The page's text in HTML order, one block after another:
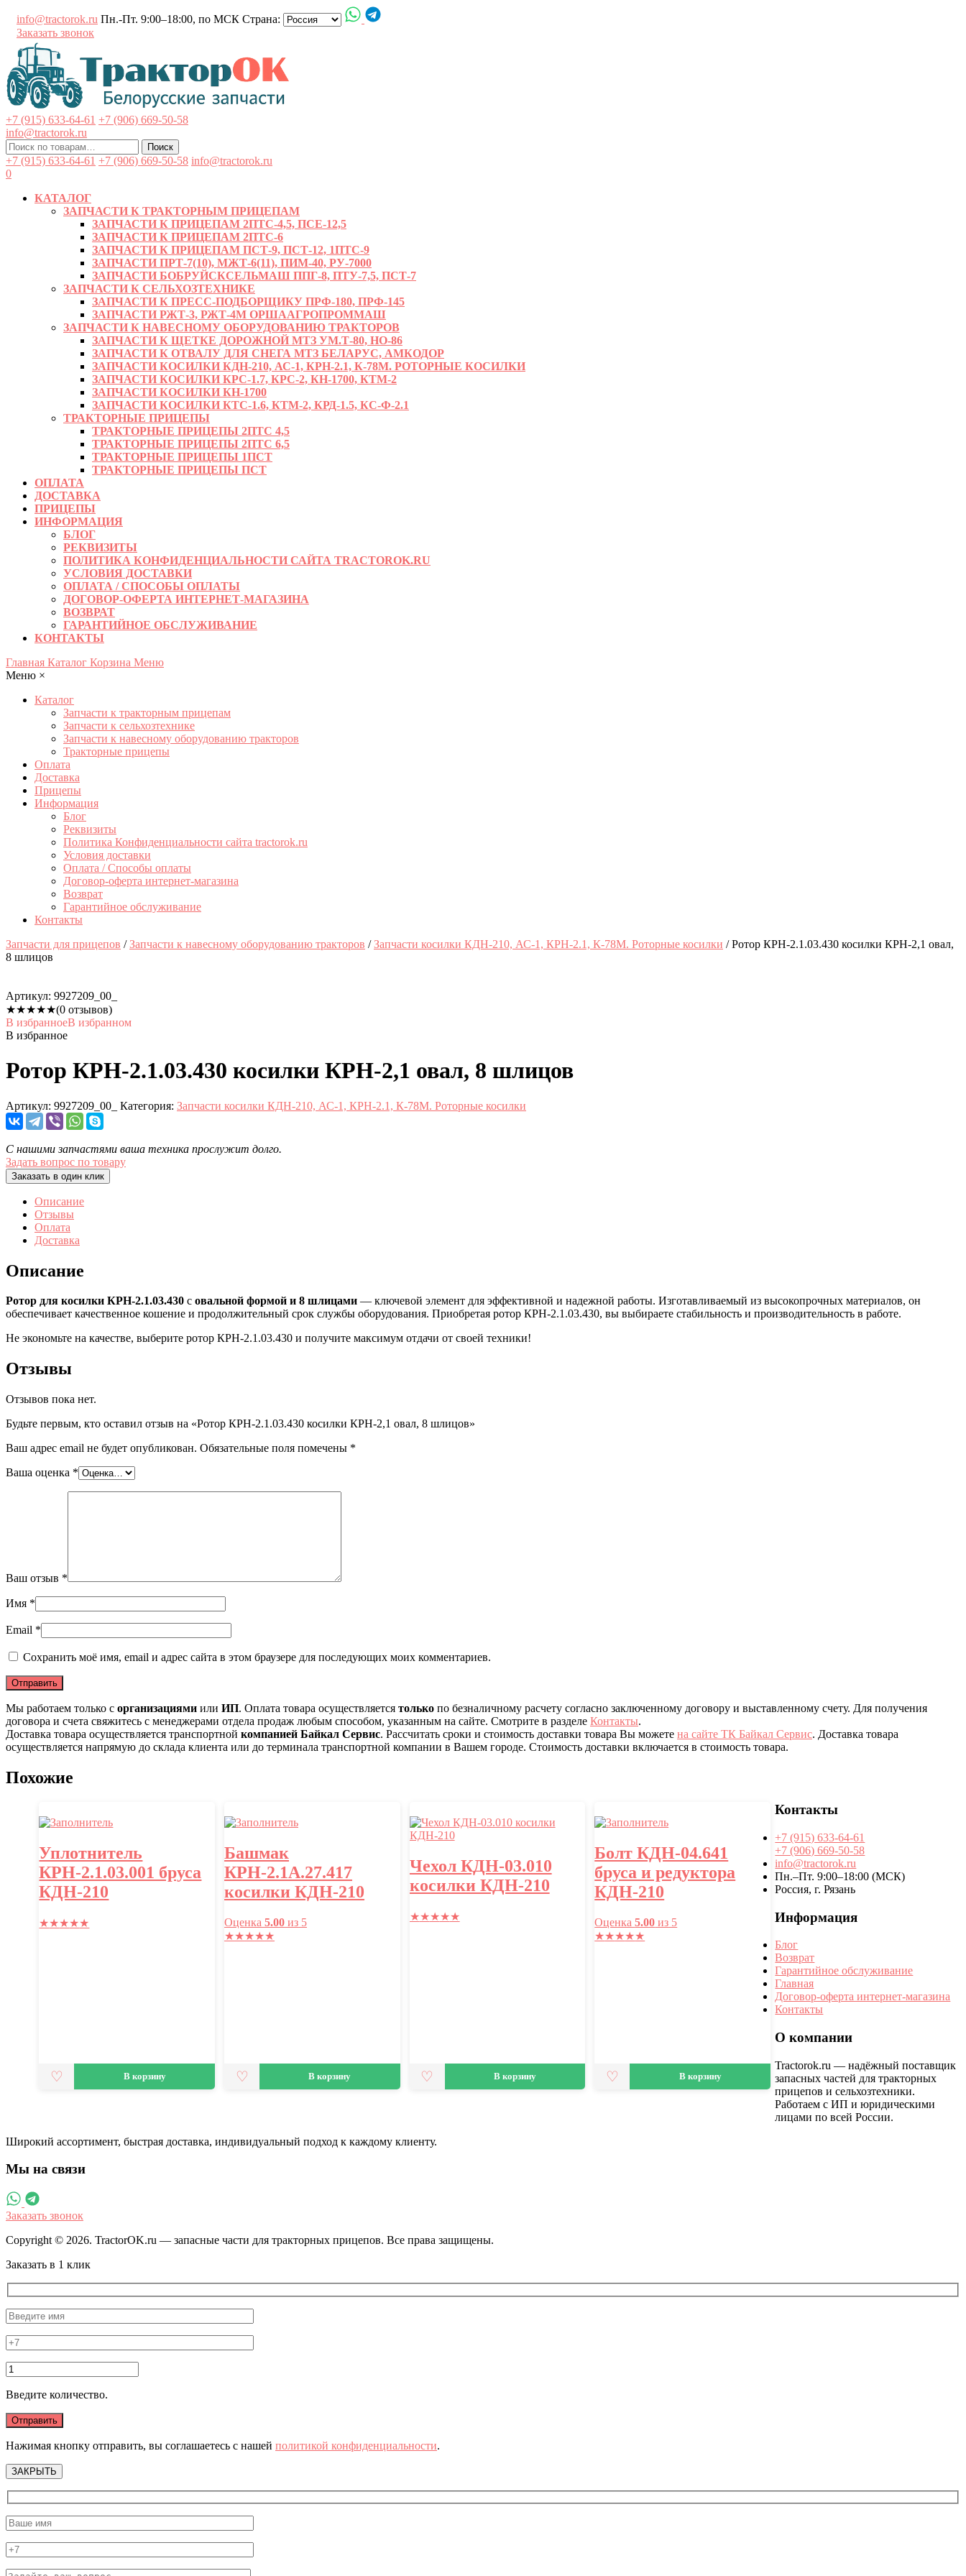
содержимому
info@tractorok.ru Пн.-Пт. 9:00–18:00, по МСК Страна:
Заказать звонок
+7 (915) 633-64-61 +7 (906) 669-50-58
info@tractorok.ru
Искать:
Поиск
+7 (915) 633-64-61 +7 (906) 669-50-58 info@tractorok.ru
0
КАТАЛОГ
ЗАПЧАСТИ К ТРАКТОРНЫМ ПРИЦЕПАМ
ЗАПЧАСТИ К ПРИЦЕПАМ 2ПТС-4,5, ПСЕ-12,5
ЗАПЧАСТИ К ПРИЦЕПАМ 2ПТС-6
ЗАПЧАСТИ К ПРИЦЕПАМ ПСТ-9, ПСТ-12, 1ПТС-9
ЗАПЧАСТИ ПРТ-7(10), МЖТ-6(11), ПИМ-40, РУ-7000
ЗАПЧАСТИ БОБРУЙСКСЕЛЬМАШ ППГ-8, ПТУ-7,5, ПСТ-7
ЗАПЧАСТИ К СЕЛЬХОЗТЕХНИКЕ
ЗАПЧАСТИ К ПРЕСС-ПОДБОРЩИКУ ПРФ-180, ПРФ-145
ЗАПЧАСТИ РЖТ-3, РЖТ-4М ОРШААГРОПРОММАШ
ЗАПЧАСТИ К НАВЕСНОМУ ОБОРУДОВАНИЮ ТРАКТОРОВ
ЗАПЧАСТИ К ЩЕТКЕ ДОРОЖНОЙ МТЗ УМ.Т-80, НО-86
ЗАПЧАСТИ К ОТВАЛУ ДЛЯ СНЕГА МТЗ БЕЛАРУС, АМКОДОР
ЗАПЧАСТИ КОСИЛКИ КДН-210, АС-1, КРН-2.1, К-78М. РОТОРНЫЕ КОСИЛКИ
ЗАПЧАСТИ КОСИЛКИ КРС-1.7, КРС-2, КН-1700, КТМ-2
ЗАПЧАСТИ КОСИЛКИ КН-1700
ЗАПЧАСТИ КОСИЛКИ КТС-1.6, КТМ-2, КРД-1.5, КС-Ф-2.1
ТРАКТОРНЫЕ ПРИЦЕПЫ
ТРАКТОРНЫЕ ПРИЦЕПЫ 2ПТС 4,5
ТРАКТОРНЫЕ ПРИЦЕПЫ 2ПТС 6,5
ТРАКТОРНЫЕ ПРИЦЕПЫ 1ПСТ
ТРАКТОРНЫЕ ПРИЦЕПЫ ПСТ
ОПЛАТА
ДОСТАВКА
ПРИЦЕПЫ
ИНФОРМАЦИЯ
БЛОГ
РЕКВИЗИТЫ
ПОЛИТИКА КОНФИДЕНЦИАЛЬНОСТИ САЙТА TRACTOROK.RU
УСЛОВИЯ ДОСТАВКИ
ОПЛАТА / СПОСОБЫ ОПЛАТЫ
ДОГОВОР-ОФЕРТА ИНТЕРНЕТ-МАГАЗИНА
ВОЗВРАТ
ГАРАНТИЙНОЕ ОБСЛУЖИВАНИЕ
КОНТАКТЫ
Главная Каталог Корзина Меню
Меню ×
Каталог
Запчасти к тракторным прицепам
Запчасти к сельхозтехнике
Запчасти к навесному оборудованию тракторов
Тракторные прицепы
Оплата
Доставка
Прицепы
Информация
Блог
Реквизиты
Политика Конфиденциальности сайта tractorok.ru
Условия доставки
Оплата / Способы оплаты
Договор-оферта интернет-магазина
Возврат
Гарантийное обслуживание
Контакты
Запчасти для прицепов /Запчасти к навесному оборудованию тракторов /Запчасти косилки КДН-210, АС-1, КРН-2.1, К-78М. Роторные косилки / Ротор КРН-2.1.03.430 косилки КРН-2,1 овал,
8 шлицов
Артикул: 9927209_00_
★★★★★(0 отзывов)
В избранноеВ избранном
В избранное
Ротор КРН-2.1.03.430 косилки КРН-2,1 овал, 8 шлицов
Артикул: 9927209_00_ Категория: Запчасти косилки КДН-210, АС-1, КРН-2.1, К-78М. Роторные косилки
С нашими запчастями ваша техника прослужит долго.
Задать вопрос по товару
Заказать в один клик
Описание
Отзывы
Оплата
Доставка
Описание
Ротор для косилки КРН-2.1.03.430 с овальной формой и 8 шлицами — ключевой элемент для эффективной и надежной работы. Изготавливаемый из высокопрочных материалов, он
обеспечивает качественное кошение и продолжительный срок службы оборудования. Приобретая ротор КРН-2.1.03.430, вы выбираете стабильность и производительность в работе.
Не экономьте на качестве, выберите ротор КРН-2.1.03.430 и получите максимум отдачи от своей техники!
Отзывы
Отзывов пока нет.
Будьте первым, кто оставил отзыв на «Ротор КРН-2.1.03.430 косилки КРН-2,1 овал, 8 шлицов»
Ваш адрес email не будет опубликован. Обязательные поля помечены *
Ваша оценка *
Ваш отзыв *
Имя *
Email *
Сохранить моё имя, email и адрес сайта в этом браузере для последующих моих комментариев.
Мы работаем только с организациями или ИП. Оплата товара осуществляется только по безналичному расчету согласно заключенному договору и выставленному счету. Для получения
договора и счета свяжитесь с менеджерами отдела продаж любым способом, указанным на сайте. Смотрите в разделе Контакты.
Доставка товара осуществляется транспортной компанией Байкал Сервис. Рассчитать сроки и стоимость доставки товара Вы можете на сайте ТК Байкал Сервис. Доставка товара
осуществляется напрямую до склада клиента или до терминала транспортной компании в Вашем городе. Стоимость доставки включается в стоимость товара.
Похожие
Уплотнитель
КРН-2.1.03.001 бруса
КДН-210
★★★★★
В корзину
Башмак
КРН-2.1А.27.417
косилки КДН-210
Оценка5.00 из 5
★★★★★
В корзину
Чехол КДН-03.010
косилки КДН-210
★★★★★
В корзину
Болт КДН-04.641
бруса и редуктора
КДН-210
Оценка5.00 из 5
★★★★★
В корзину
Контакты
+7 (915) 633-64-61
+7 (906) 669-50-58
info@tractorok.ru
Пн.–Пт. 9:00–18:00 (МСК)
Россия, г. Рязань
Информация
Блог
Возврат
Гарантийное обслуживание
Главная
Договор-оферта интернет-магазина
Контакты
О компании
Tractorok.ru — надёжный поставщик
запасных частей для тракторных
прицепов и сельхозтехники.
Работаем с ИП и юридическими
лицами по всей России.
Широкий ассортимент, быстрая доставка, индивидуальный подход к каждому клиенту.
Мы на связи
Заказать звонок
Copyright © 2026. TractorOK.ru — запасные части для тракторных прицепов. Все права защищены.
Заказать в 1 клик
Введите количество.
Нажимая кнопку отправить, вы соглашаетесь с нашей политикой конфиденциальности.
ЗАКРЫТЬ